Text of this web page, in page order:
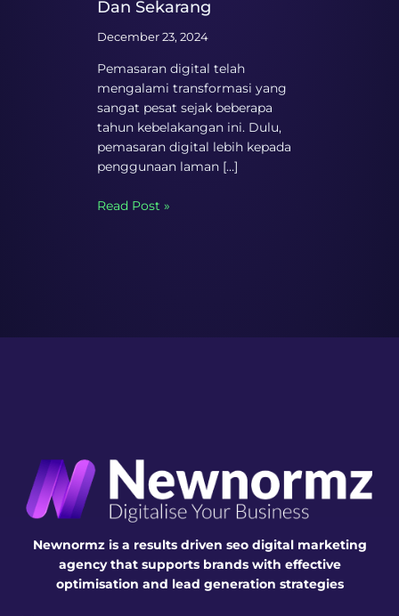
Dan Sekarang
December 23, 2024
Pemasaran digital telah
mengalami transformasi yang
sangat pesat sejak beberapa
tahun kebelakangan ini. Dulu,
pemasaran digital lebih kepada
penggunaan laman […]
Read Post »
Newnormz is a results driven seo digital marketing
agency that supports brands with effective
optimisation and lead generation strategies